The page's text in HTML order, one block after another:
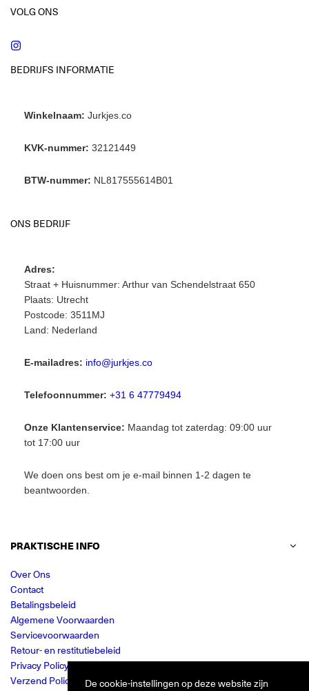
VOLG ONS
BEDRIJFS INFORMATIE
Winkelnaam: Jurkjes.co
KVK-nummer: 32121449
BTW-nummer: NL817555614B01
ONS BEDRIJF
Adres:
Straat + Huisnummer: Arthur van Schendelstraat 650
Plaats: Utrecht
Postcode: 3511MJ
Land: Nederland
E-mailadres: info@jurkjes.co
Telefoonnummer: +31 6 47779494
Onze Klantenservice: Maandag tot zaterdag: 09:00 uur
tot 17:00 uur
We doen ons best om je e-mail binnen 1-2 dagen te
beantwoorden.
PRAKTISCHE INFO
Over Ons
Contact
Betalingsbeleid
Algemene Voorwaarden
Servicevoorwaarden
Retour- en restitutiebeleid
Privacy Policy
Verzend Policy
De cookie-instellingen op deze website zijn